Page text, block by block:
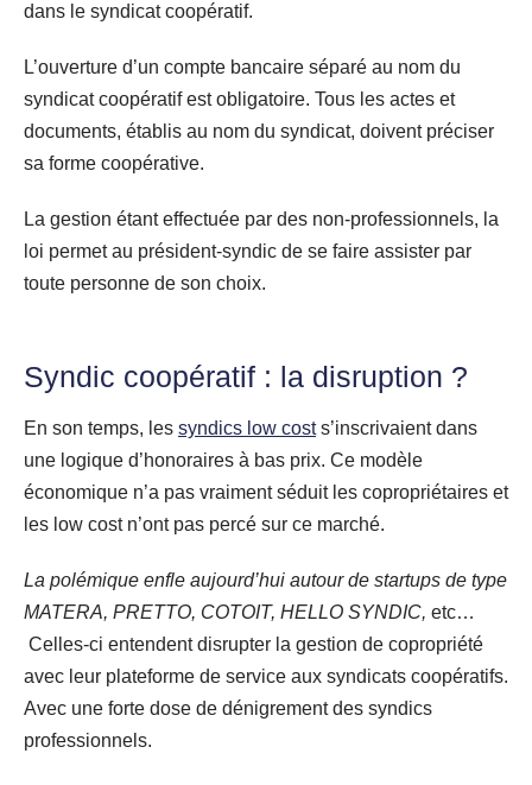
dans le syndicat coopératif.
L’ouverture d’un compte bancaire séparé au nom du
syndicat coopératif est obligatoire. Tous les actes et
documents, établis au nom du syndicat, doivent préciser
sa forme coopérative.
La gestion étant effectuée par des non-professionnels, la
loi permet au président-syndic de se faire assister par
toute personne de son choix.
Syndic coopératif : la disruption ?
En son temps, les syndics low costs’inscrivaient dans
une logique d’honoraires à bas prix. Ce modèle
économique n’a pas vraiment séduit les copropriétaires et
les low cost n’ont pas percé sur ce marché.
La polémique enfle aujourd’hui autour de startups de type
MATERA, PRETTO, COTOIT, HELLO SYNDIC, etc…
Celles-ci entendent disrupter la gestion de copropriété
avec leur plateforme de service aux syndicats coopératifs.
Avec une forte dose de dénigrement des syndics
professionnels.